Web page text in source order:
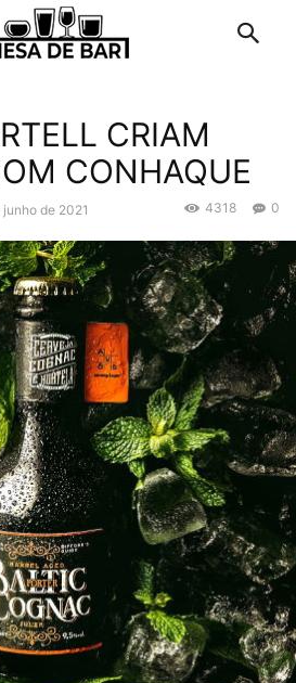
CRIAM
CONHAQUE
junho de 2021 0
4318